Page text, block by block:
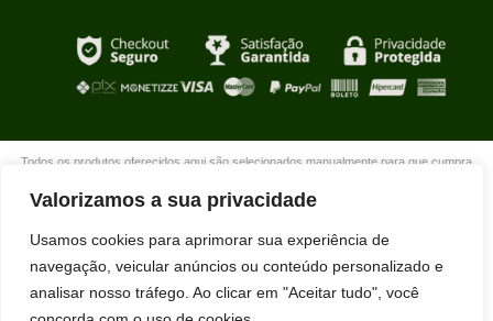
Valorizamos a sua privacidade
Usamos cookies para aprimorar sua experiência de
navegação, veicular anúncios ou conteúdo personalizado e
analisar nosso tráfego. Ao clicar em "Aceitar tudo", você
Todos os produtos oferecidos aqui são selecionados manualmente para que cumpra
extraordinários para você que está realmente comprometido com sua mudança. Boas